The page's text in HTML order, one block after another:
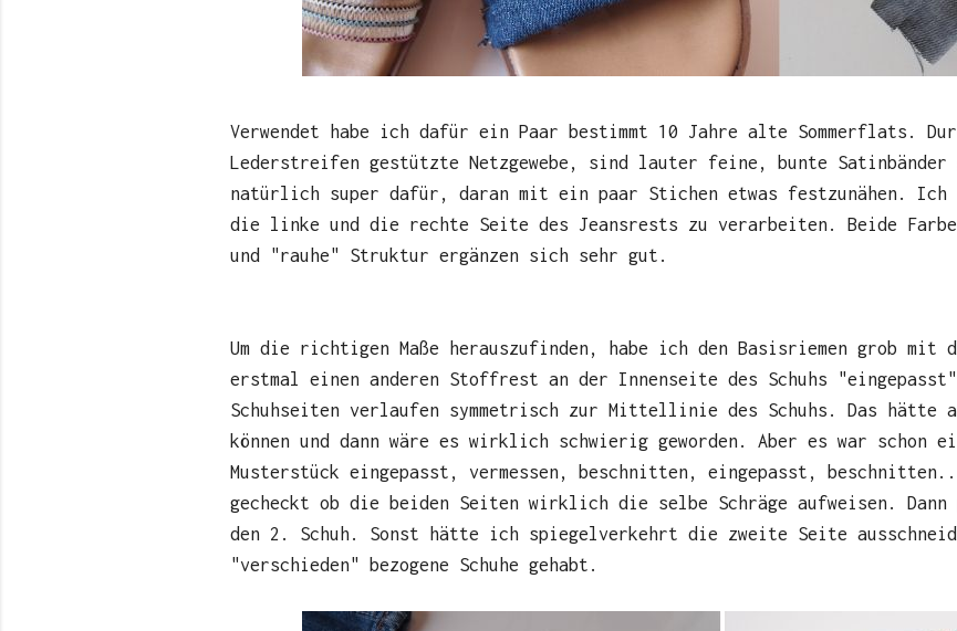
Verwendet habe ich dafür ein Paar bestimmt 10 Jahre alte Sommerflats.
Lederstreifen gestützte Netzgewebe, sind lauter feine, bunte Satinbänder
natürlich super dafür, daran mit ein paar Stichen etwas festzunähen. Ich
die linke und die rechte Seite des Jeansrests zu verarbeiten. Beide
und "rauhe" Struktur ergänzen sich sehr gut.
Um die richtigen Maße herauszufinden, habe ich den Basisriemen grob mit
erstmal einen anderen Stoffrest an der Innenseite des Schuhs
Schuhseiten verlaufen symmetrisch zur Mittellinie des Schuhs. Das hätte
können und dann wäre es wirklich schwierig geworden. Aber es war
Musterstück eingepasst, vermessen, beschnitten, eingepasst,
gecheckt ob die beiden Seiten wirklich die selbe Schräge aufweisen.
den 2. Schuh. Sonst hätte ich spiegelverkehrt die zweite Seite
"verschieden" bezogene Schuhe gehabt.